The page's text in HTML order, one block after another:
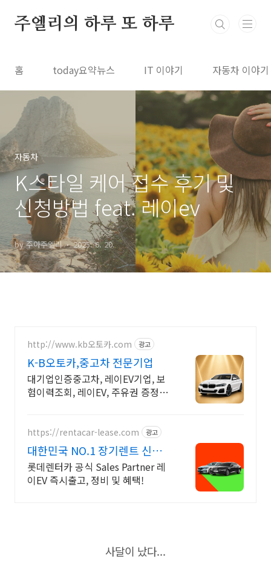
주엘리의 하루 또 하루
홈 today요약뉴스 IT 이야기 자동차 이야기
자동차
K스타일 케어 접수 후기 및
신청방법 feat. 레이ev
by 주아주엘리 2025. 6. 20.
http://www.kb오토카.com 광고
K-B오토카,중고차 전문기업
대기업인증중고차, 레이EV기업, 보
험이력조회, 레이EV, 주유권 증정이
간실매물전산연동
https://rentacar-lease.com 광고
대한민국 NO.1 장기렌트 신차
를 구매하는 완벽한 방법
롯데렌터카 공식 Sales Partner 레
이EV 즉시출고, 정비 및 혜택!
사달이 났다...